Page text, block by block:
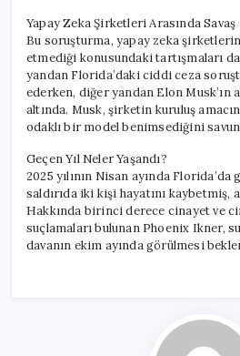
Yapay Zeka Şirketleri Arasında Savaş
Bu soruşturma, yapay zeka
etmediği konusundaki tartışmaları
yandan Florida’daki ciddi ceza
ederken, diğer yandan Elon Musk’ın
altında. Musk, şirketin kuruluş
odaklı bir model benimsediğini
Geçen Yıl Neler Yaşandı?
2025 yılının Nisan ayında Florida’da
saldırıda iki kişi hayatını kaybetmiş,
Hakkında birinci derece cinayet ve
suçlamaları bulunan Phoenix Ikner,
davanın ekim ayında görülmesi